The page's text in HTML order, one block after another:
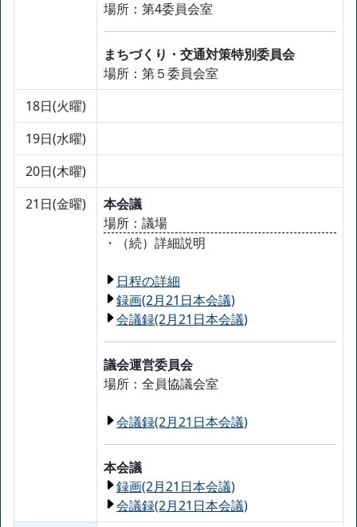
場所：第4委員会室
まちづくり・交通対策特別委員会
場所：第５委員会室
18日(火曜)
19日(水曜)
20日(木曜)
21日(金曜)
本会議
場所：議場
・（続）詳細説明
日程の詳細
録画(2月21日本会議)
会議録(2月21日本会議)
議会運営委員会
場所：全員協議会室
会議録(2月21日本会議)
本会議
録画(2月21日本会議)
会議録(2月21日本会議)